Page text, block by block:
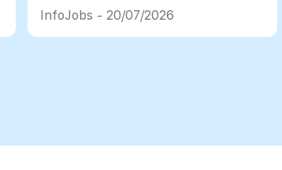
InfoJobs - 20/07/2026